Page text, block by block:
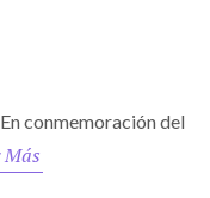
conmemoración del
Más